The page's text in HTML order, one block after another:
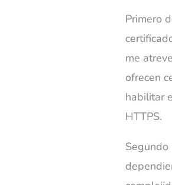
Primero
me
ofrecen
habilitar
HTTPS.